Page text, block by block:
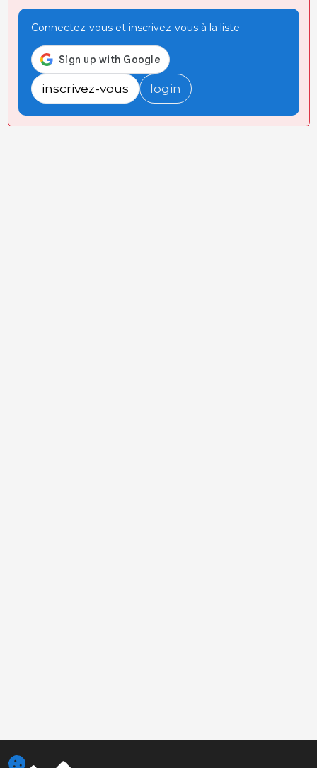
Connectez-vous et inscrivez-vous à la liste
inscrivez-vous login